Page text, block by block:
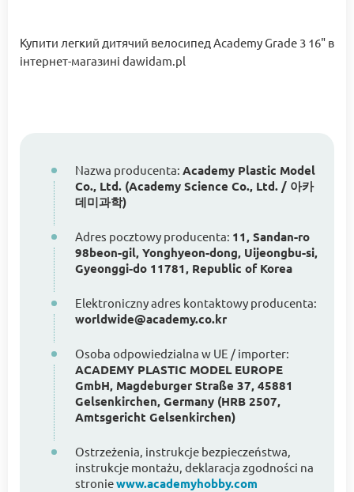
Купити легкий дитячий велосипед Academy Grade 3 16" в
інтернет-магазині dawidam.pl
Nazwa producenta: Academy Plastic Model
Co., Ltd. (Academy Science Co., Ltd. / 아카
데미과학)
Adres pocztowy producenta: 11, Sandan-ro
98beon-gil, Yonghyeon-dong, Uijeongbu-si,
Gyeonggi-do 11781, Republic of Korea
Elektroniczny adres kontaktowy producenta:
worldwide@academy.co.kr
Osoba odpowiedzialna w UE / importer:
ACADEMY PLASTIC MODEL EUROPE
GmbH, Magdeburger Straße 37, 45881
Gelsenkirchen, Germany (HRB 2507,
Amtsgericht Gelsenkirchen)
Ostrzeżenia, instrukcje bezpieczeństwa,
instrukcje montażu, deklaracja zgodności na
stroniewww.academyhobby.com